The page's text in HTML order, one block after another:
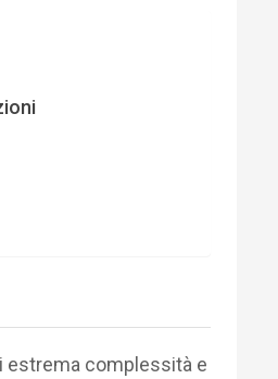
estrema complessità e